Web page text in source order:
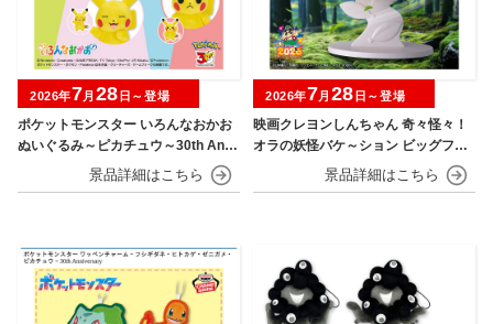
ポケットモンスター いろんなおかお
ぬいぐるみ～ピカチュウ～30th Anni
2026年7月 28 日～登場
映画クレヨンしんちゃん 奇々怪々！
オラの妖怪バケ～ション ビッグフィ
ギュア～野原しんのすけ～
2026年7月 28 日～登場